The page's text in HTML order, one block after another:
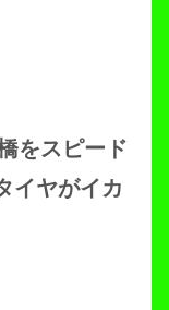
をスピード
イヤがイカ